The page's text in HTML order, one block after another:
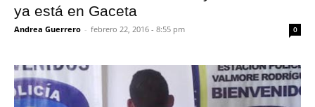
ya está en Gaceta
Andrea Guerrero - febrero 22, 2016 - 8:55 pm 0